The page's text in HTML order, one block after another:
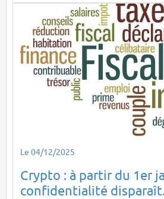
Le 04/12/2025
Crypto : à partir du 1er
confidentialité disparaît.